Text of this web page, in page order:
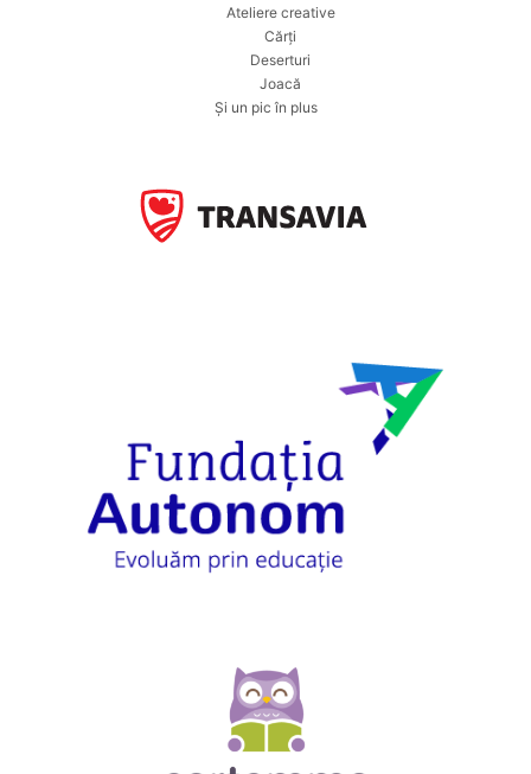
Ateliere creative
Cărți
Deserturi
Joacă
Și un pic în plus